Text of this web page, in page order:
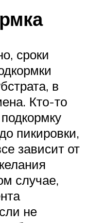
сроки
в
Кто-то
пикировки,
зависит от
случае,
не